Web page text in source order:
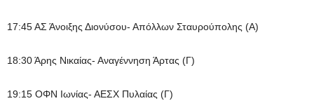
17:45 ΑΣ Άνοιξης Διονύσου- Απόλλων Σταυρούπολης (Α)
18:30 Άρης Νικαίας- Αναγέννηση Άρτας (Γ)
19:15 ΟΦΝ Ιωνίας- ΑΕΣΧ Πυλαίας (Γ)